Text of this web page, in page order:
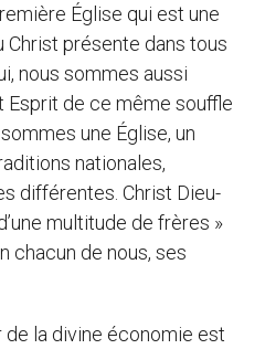
Église qui est une
Christ présente dans tous
nous sommes aussi
Esprit de ce même souffle
une Église, un
nationales,
différentes. Christ Dieu-
multitude de frères »
chacun de nous, ses
de la divine économie est